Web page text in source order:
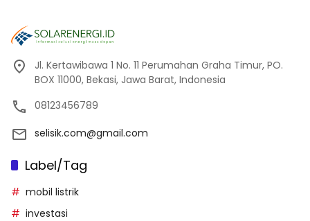
Jl. Kertawibawa 1 No. 11 Perumahan Graha Timur, PO.
BOX 11000, Bekasi, Jawa Barat, Indonesia
08123456789
selisik.com@gmail.com
Label/Tag
mobil listrik
investasi